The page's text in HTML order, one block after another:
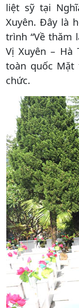
liệt sỹ tại
Xuyên. Đây là
trình “Về thăm
Vị Xuyên – Hà
toàn quốc Mặt
chức.